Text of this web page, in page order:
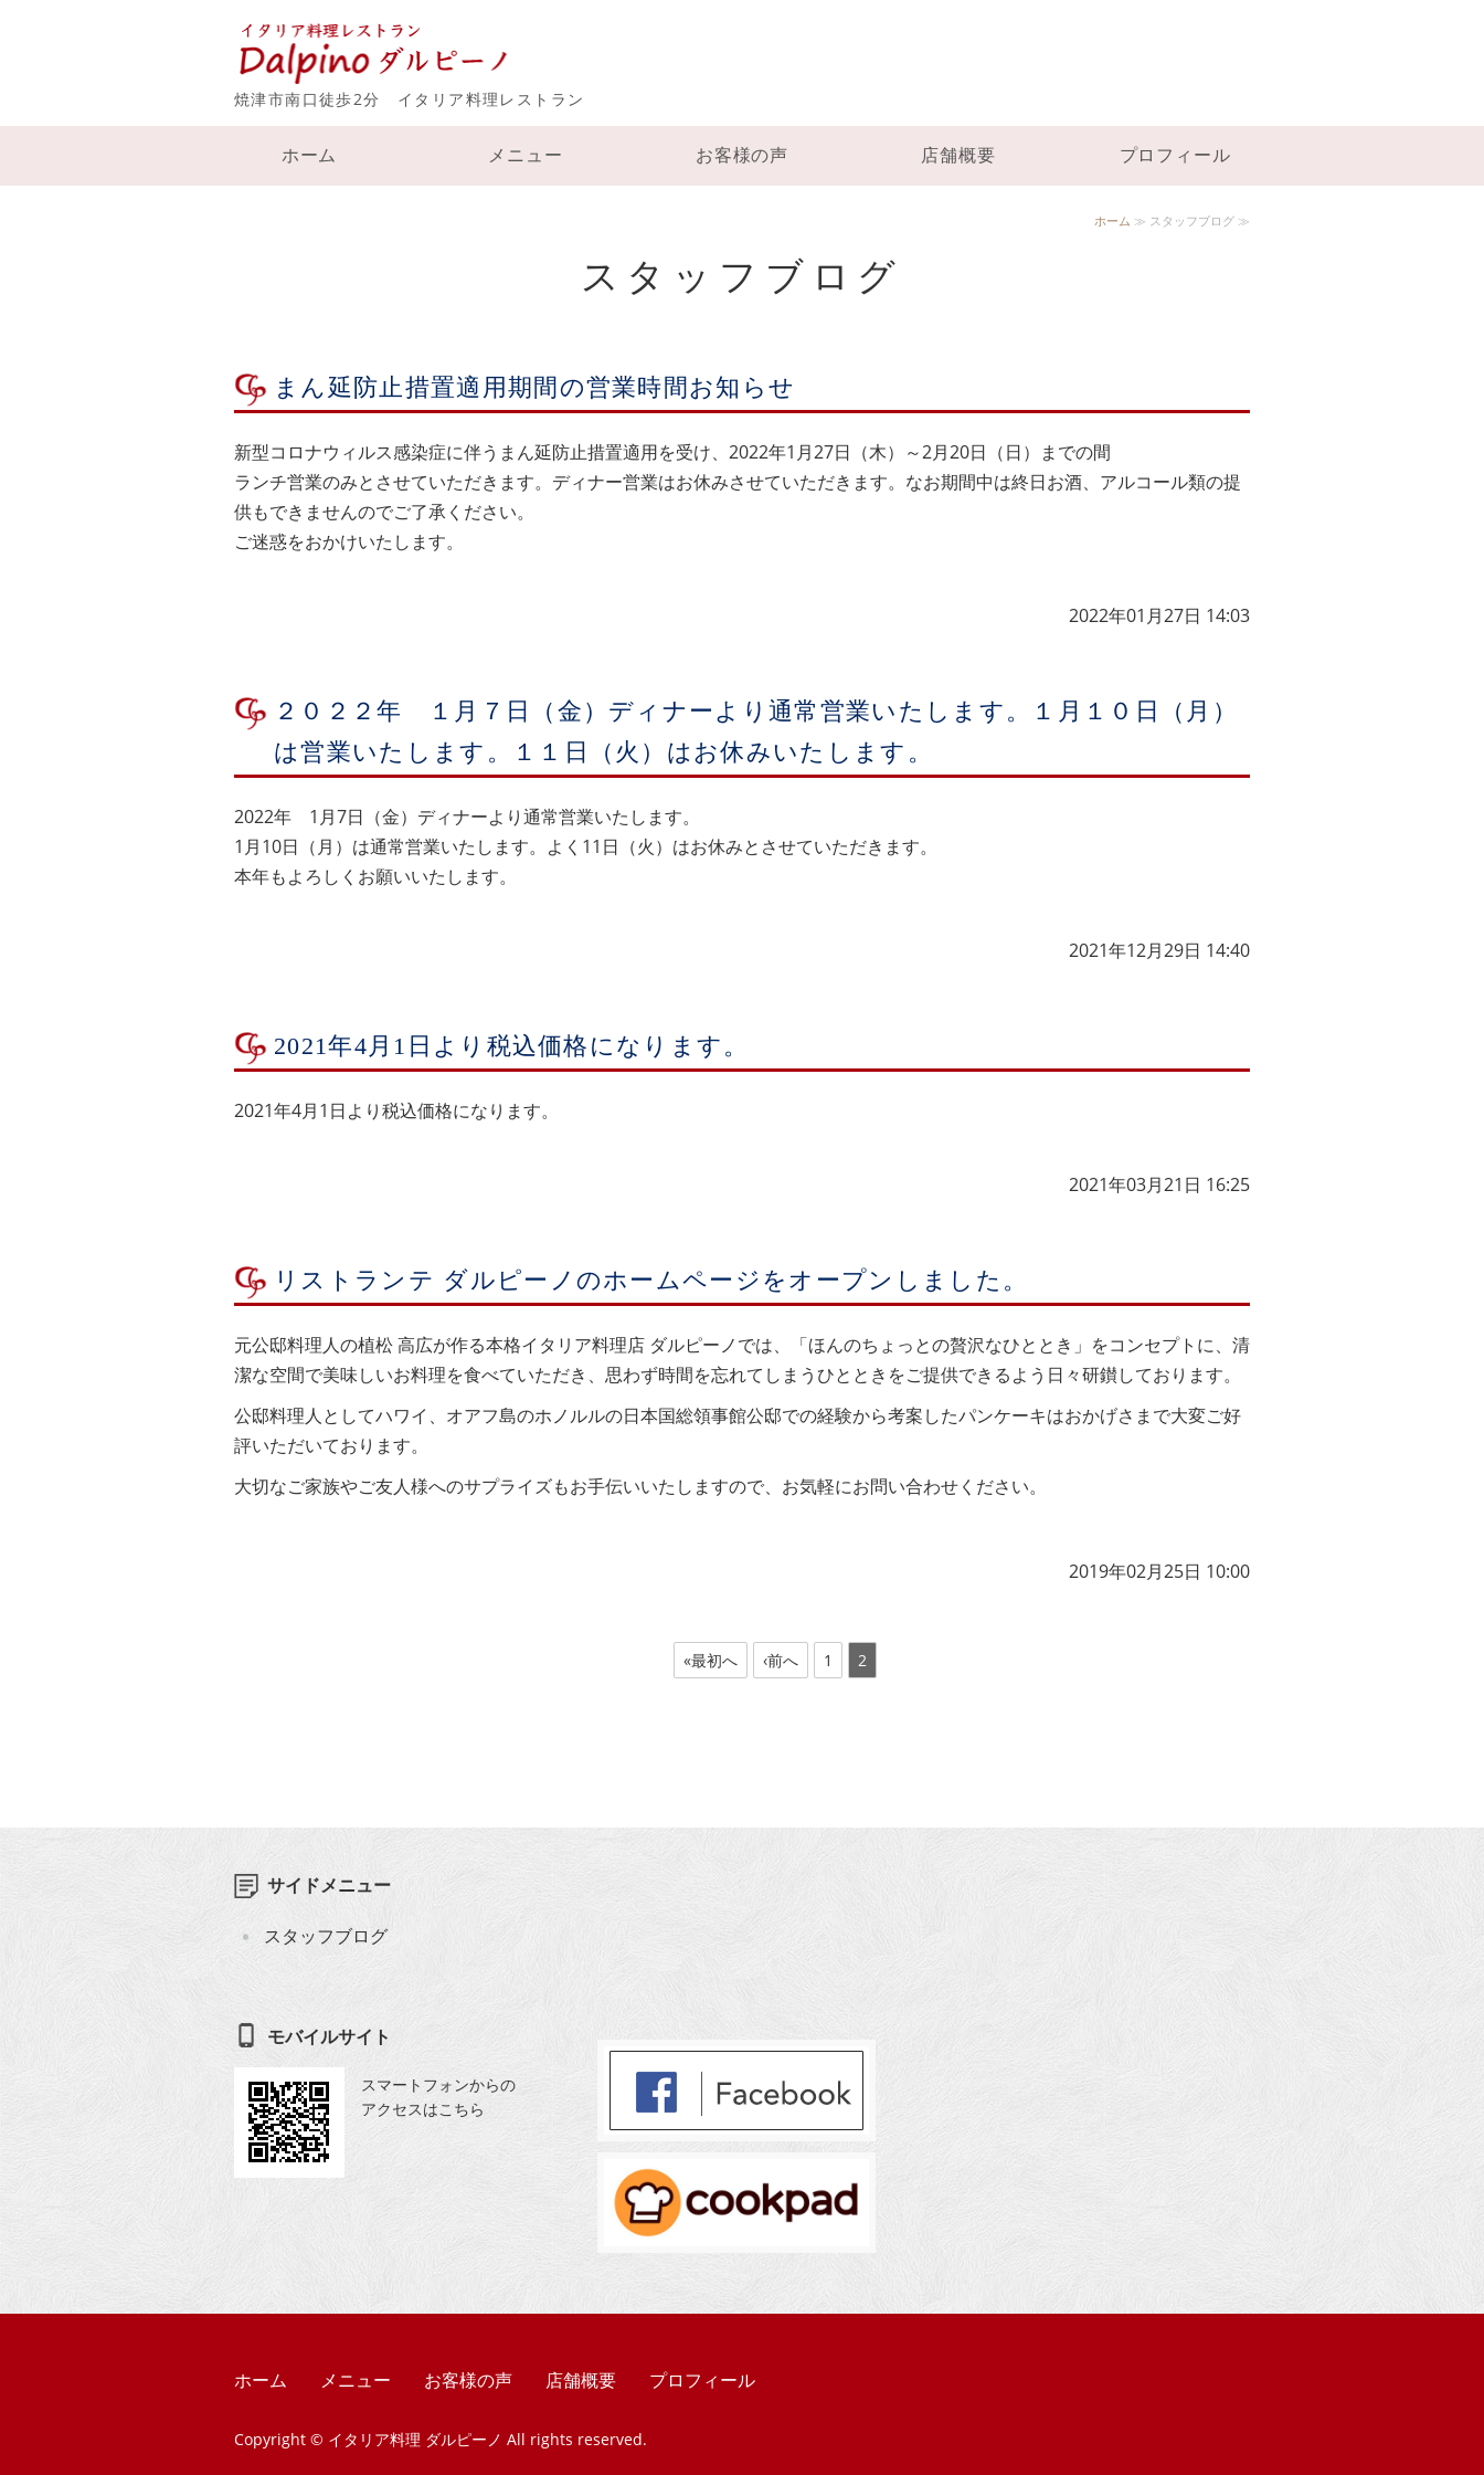
焼津市南口徒歩2分 イタリア料理レストラン
ホーム メニュー お客様の声 店舗概要 プロフィール
ホーム ≫ スタッフブログ ≫
スタッフブログ
まん延防止措置適用期間の営業時間お知らせ
新型コロナウィルス感染症に伴うまん延防止措置適用を受け、2022年1月27日（木）～2月20日（日）までの間
ランチ営業のみとさせていただきます。ディナー営業はお休みさせていただきます。なお期間中は終日お酒、アルコール類の提
供もできませんのでご了承ください。
ご迷惑をおかけいたします。
2022年01月27日 14:03
２０２２年 １月７日（金）ディナーより通常営業いたします。１月１０日（月）
は営業いたします。１１日（火）はお休みいたします。
2022年 1月7日（金）ディナーより通常営業いたします。
1月10日（月）は通常営業いたします。よく11日（火）はお休みとさせていただきます。
本年もよろしくお願いいたします。
2021年12月29日 14:40
2021年4月1日より税込価格になります。
2021年4月1日より税込価格になります。
2021年03月21日 16:25
リストランテ ダルピーノのホームページをオープンしました。
元公邸料理人の植松 高広が作る本格イタリア料理店 ダルピーノでは、「ほんのちょっとの贅沢なひととき」をコンセプトに、清
潔な空間で美味しいお料理を食べていただき、思わず時間を忘れてしまうひとときをご提供できるよう日々研鑚しております。
公邸料理人としてハワイ、オアフ島のホノルルの日本国総領事館公邸での経験から考案したパンケーキはおかげさまで大変ご好
評いただいております。
大切なご家族やご友人様へのサプライズもお手伝いいたしますので、お気軽にお問い合わせください。
2019年02月25日 10:00
«最初へ ‹前へ 1 2
サイドメニュー
スタッフブログ
モバイルサイト
スマートフォンからの
アクセスはこちら
ホーム メニュー お客様の声 店舗概要 プロフィール
Copyright © イタリア料理 ダルピーノ All rights reserved.